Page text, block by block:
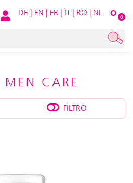
O 0
DE | EN | FR | IT | RO | NL
MEN CARE
FILTRO